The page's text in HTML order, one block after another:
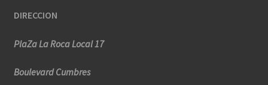
DIRECCION
PlaZa La Roca Local 17
Boulevard Cumbres